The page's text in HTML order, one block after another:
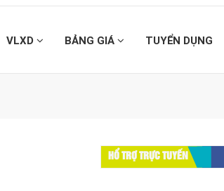
VLXD BẢNG GIÁ TUYỂN DỤNG
HỔ TRỢ TRỰC TUYẾN